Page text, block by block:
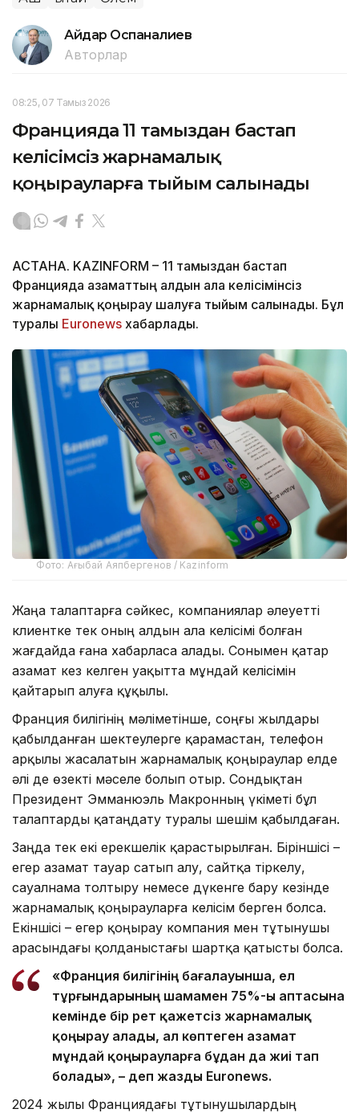
Айдар Оспаналиев
Авторлар
08:25, 07 Тамыз 2026
Францияда 11 тамыздан бастап
келісімсіз жарнамалық
қоңырауларға тыйым салынады
АСТАНА. KAZINFORM – 11 тамыздан бастап
Францияда азаматтың алдын ала келісімінсіз
жарнамалық қоңырау шалуға тыйым салынады. Бұл
туралы Euronews хабарлады.
Фото: Ағыбай Аяпбергенов / Kazinform
Жаңа талаптарға сәйкес, компаниялар әлеуетті
клиентке тек оның алдын ала келісімі болған
жағдайда ғана хабарласа алады. Сонымен қатар
азамат кез келген уақытта мұндай келісімін
қайтарып алуға құқылы.
Франция билігінің мәліметінше, соңғы жылдары
қабылданған шектеулерге қарамастан, телефон
арқылы жасалатын жарнамалық қоңыраулар елде
әлі де өзекті мәселе болып отыр. Сондықтан
Президент Эмманюэль Макронның үкіметі бұл
талаптарды қатаңдату туралы шешім қабылдаған.
Заңда тек екі ерекшелік қарастырылған. Біріншісі –
егер азамат тауар сатып алу, сайтқа тіркелу,
сауалнама толтыру немесе дүкенге бару кезінде
жарнамалық қоңырауларға келісім берген болса.
Екіншісі – егер қоңырау компания мен тұтынушы
арасындағы қолданыстағы шартқа қатысты болса.
«Франция билігінің бағалауынша, ел
тұрғындарының шамамен 75%-ы аптасына
кемінде бір рет қажетсіз жарнамалық
қоңырау алады, ал көптеген азамат
мұндай қоңырауларға бұдан да жиі тап
болады», – деп жазды Euronews.
2024 жылы Франциядағы тұтынушылардың